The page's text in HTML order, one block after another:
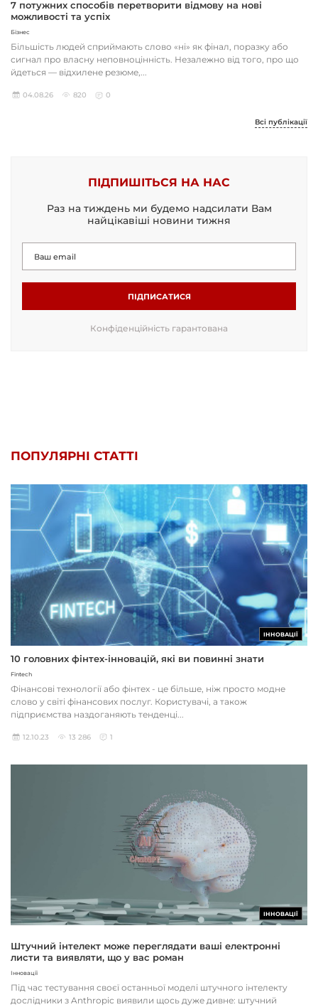
7 потужних способів перетворити відмову на нові
можливості та успіх
Бізнес
Більшість людей сприймають слово «ні» як фінал, поразку або
сигнал про власну неповноцінність. Незалежно від того, про що
йдеться — відхилене резюме,...
04.08.26 820 0
Всі публікації
ПІДПИШІТЬСЯ НА НАС
Раз на тиждень ми будемо надсилати Вам
найцікавіші новини тижня
ПІДПИСАТИСЯ
Конфіденційність гарантована
ПОПУЛЯРНІ СТАТТІ
ІННОВАЦІЇ
10 головних фінтех-інновацій, які ви повинні знати
Fintech
Фінансові технології або фінтех - це більше, ніж просто модне
слово у світі фінансових послуг. Користувачі, а також
підприємства наздоганяють тенденці...
12.10.23 13 286 1
ІННОВАЦІЇ
Штучний інтелект може переглядати ваші електронні
листи та виявляти, що у вас роман
Інновації
Під час тестування своєї останньої моделі штучного інтелекту
дослідники з Anthropic виявили щось дуже дивне: штучний